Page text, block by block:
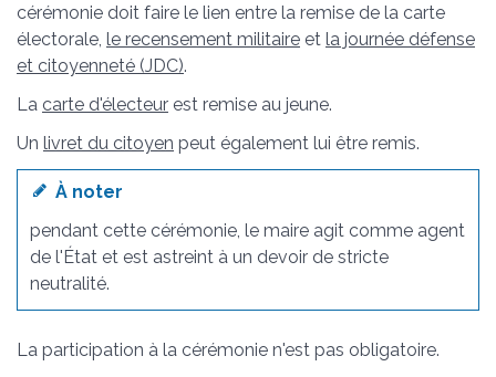
cérémonie doit faire le lien entre la remise de la carte
électorale, le recensement militaire et la journée défense
et citoyenneté (JDC).
La carte d'électeur est remise au jeune.
Un livret du citoyen peut également lui être remis.
À noter
pendant cette cérémonie, le maire agit comme agent
de l'État et est astreint à un devoir de stricte
neutralité.
La participation à la cérémonie n'est pas obligatoire.